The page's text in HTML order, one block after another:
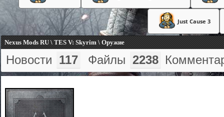
Just Cause 3
Nexus Mods RU \ TES V: Skyrim \ Оружие
Новости 117 Файлы 2238